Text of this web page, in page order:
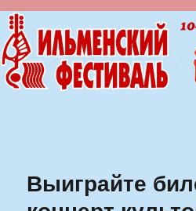
Ильменский
Выиграйте